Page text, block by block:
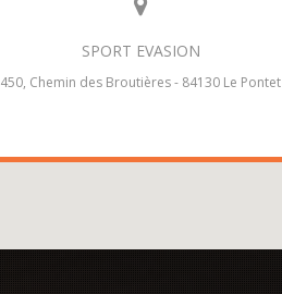
SPORT EVASION
450, Chemin des Broutières - 84130 Le Pontet